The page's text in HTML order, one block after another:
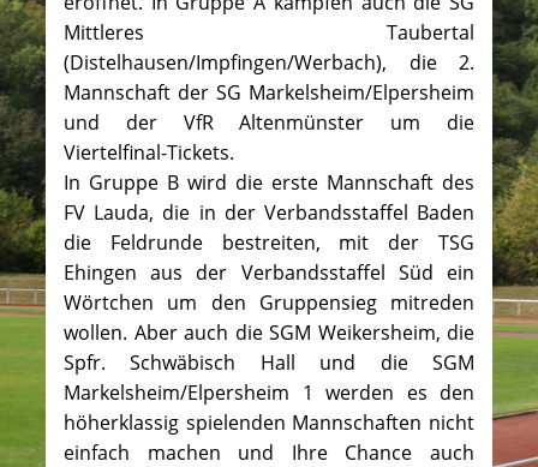
Mittleres Taubertal
(Distelhausen/Impfingen/Werbach), die 2.
Mannschaft der SG Markelsheim/Elpersheim
und der VfR Altenmünster um die
Viertelfinal-Tickets.
In Gruppe B wird die erste Mannschaft des
FV Lauda, die in der Verbandsstaffel Baden
die Feldrunde bestreiten, mit der TSG
Ehingen aus der Verbandsstaffel Süd ein
Wörtchen um den Gruppensieg mitreden
wollen. Aber auch die SGM Weikersheim, die
Spfr. Schwäbisch Hall und die SGM
Markelsheim/Elpersheim 1 werden es den
höherklassig spielenden Mannschaften nicht
einfach machen und Ihre Chance auch